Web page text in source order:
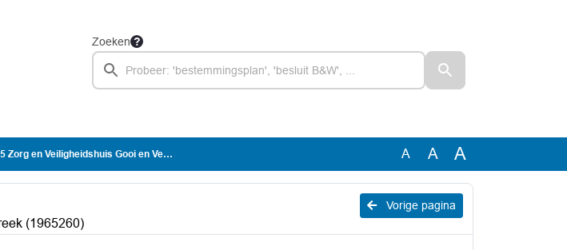
Zoeken
Gooi en Vechtstreek (1965260) A A A
Vorige pagina
(1965260)